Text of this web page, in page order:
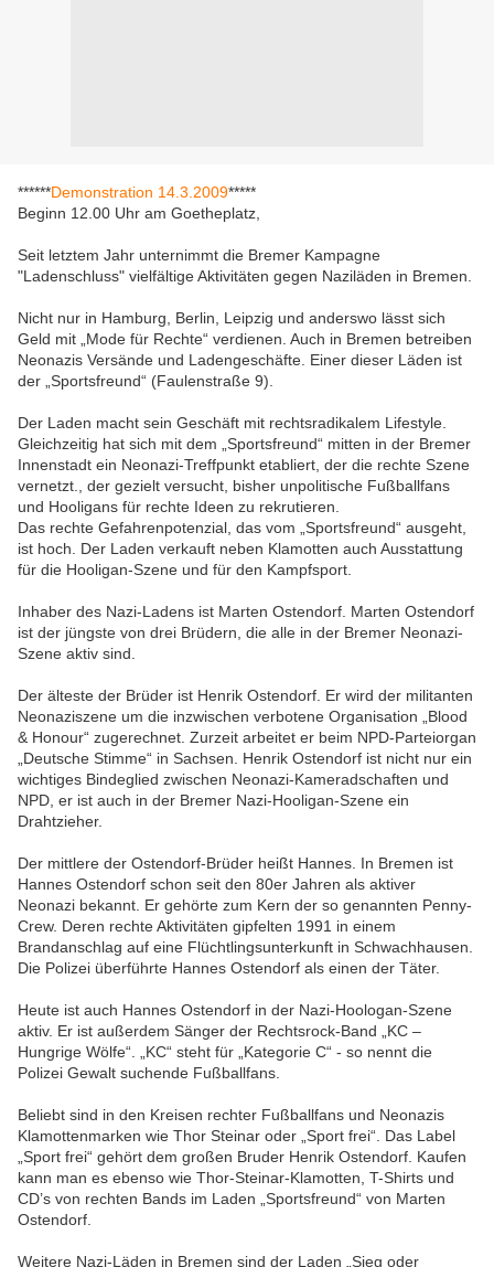
******Demonstration 14.3.2009*****
Beginn 12.00 Uhr am Goetheplatz,
Seit letztem Jahr unternimmt die Bremer Kampagne
"Ladenschluss" vielfältige Aktivitäten gegen Naziläden in Bremen.
Nicht nur in Hamburg, Berlin, Leipzig und anderswo lässt sich
Geld mit „Mode für Rechte“ verdienen. Auch in Bremen betreiben
Neonazis Versände und Ladengeschäfte. Einer dieser Läden ist
der „Sportsfreund“ (Faulenstraße 9).
Der Laden macht sein Geschäft mit rechtsradikalem Lifestyle.
Gleichzeitig hat sich mit dem „Sportsfreund“ mitten in der Bremer
Innenstadt ein Neonazi-Treffpunkt etabliert, der die rechte Szene
vernetzt., der gezielt versucht, bisher unpolitische Fußballfans
und Hooligans für rechte Ideen zu rekrutieren.
Das rechte Gefahrenpotenzial, das vom „Sportsfreund“ ausgeht,
ist hoch. Der Laden verkauft neben Klamotten auch Ausstattung
für die Hooligan-Szene und für den Kampfsport.
Inhaber des Nazi-Ladens ist Marten Ostendorf. Marten Ostendorf
ist der jüngste von drei Brüdern, die alle in der Bremer Neonazi-
Szene aktiv sind.
Der älteste der Brüder ist Henrik Ostendorf. Er wird der militanten
Neonaziszene um die inzwischen verbotene Organisation „Blood
& Honour“ zugerechnet. Zurzeit arbeitet er beim NPD-Parteiorgan
„Deutsche Stimme“ in Sachsen. Henrik Ostendorf ist nicht nur ein
wichtiges Bindeglied zwischen Neonazi-Kameradschaften und
NPD, er ist auch in der Bremer Nazi-Hooligan-Szene ein
Drahtzieher.
Der mittlere der Ostendorf-Brüder heißt Hannes. In Bremen ist
Hannes Ostendorf schon seit den 80er Jahren als aktiver
Neonazi bekannt. Er gehörte zum Kern der so genannten Penny-
Crew. Deren rechte Aktivitäten gipfelten 1991 in einem
Brandanschlag auf eine Flüchtlingsunterkunft in Schwachhausen.
Die Polizei überführte Hannes Ostendorf als einen der Täter.
Heute ist auch Hannes Ostendorf in der Nazi-Hoologan-Szene
aktiv. Er ist außerdem Sänger der Rechtsrock-Band „KC –
Hungrige Wölfe“. „KC“ steht für „Kategorie C“ - so nennt die
Polizei Gewalt suchende Fußballfans.
Beliebt sind in den Kreisen rechter Fußballfans und Neonazis
Klamottenmarken wie Thor Steinar oder „Sport frei“. Das Label
„Sport frei“ gehört dem großen Bruder Henrik Ostendorf. Kaufen
kann man es ebenso wie Thor-Steinar-Klamotten, T-Shirts und
CD’s von rechten Bands im Laden „Sportsfreund“ von Marten
Ostendorf.
Weitere Nazi-Läden in Bremen sind der Laden „Sieg oder